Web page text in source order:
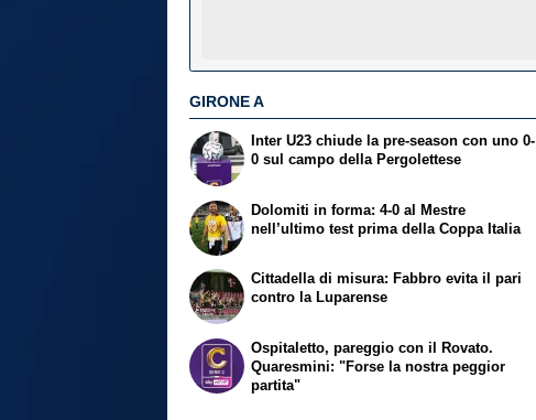
GIRONE A
Inter U23 chiude la pre‑season con uno 0-
0 sul campo della Pergolettese
Dolomiti in forma: 4-0 al Mestre
nell’ultimo test prima della Coppa Italia
Cittadella di misura: Fabbro evita il pari
contro la Luparense
Ospitaletto, pareggio con il Rovato.
Quaresmini: "Forse la nostra peggior
partita"